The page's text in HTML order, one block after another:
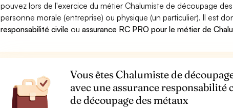
pouvez lors de l'exercice du métier Chalumiste de découpage
personne morale (entreprise) ou physique (un particulier). Il est
responsabilité civile ouassurance RC PRO pour le métier de
Vous êtes Chalumiste de
avec une assurance
de découpage des métaux